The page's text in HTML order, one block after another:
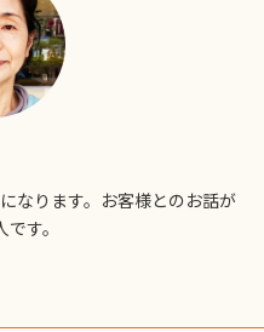
なります。お客様とのお話が
す。